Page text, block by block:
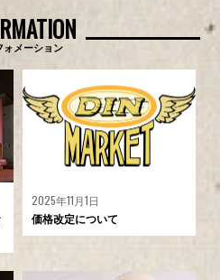
ォメーション
2025年11月1日
価格改定について